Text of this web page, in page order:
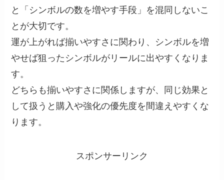
と「シンボルの数を増やす手段」を混同しないこ
とが大切です。
運が上がれば揃いやすさに関わり、シンボルを増
やせば狙ったシンボルがリールに出やすくなりま
す。
どちらも揃いやすさに関係しますが、同じ効果と
して扱うと購入や強化の優先度を間違えやすくな
ります。
スポンサーリンク